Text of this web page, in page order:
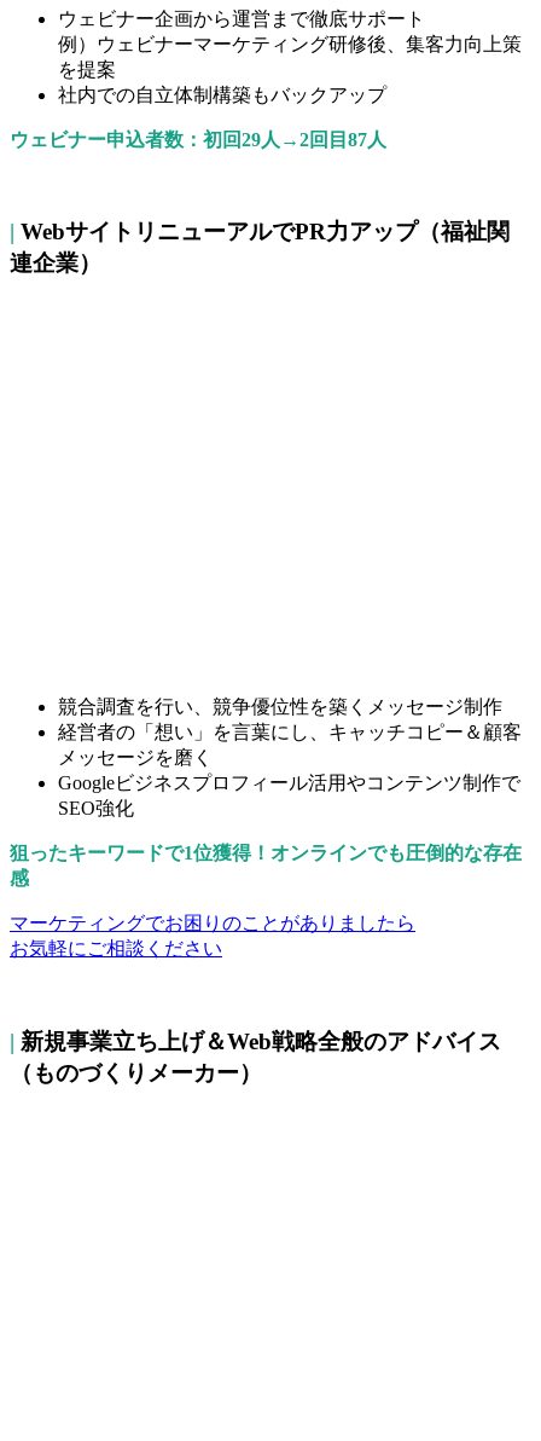
ウェビナー企画から運営まで徹底サポート
例）ウェビナーマーケティング研修後、集客力向上策
を提案
社内での自立体制構築もバックアップ
ウェビナー申込者数：初回29人→2回目87人
| WebサイトリニューアルでPR力アップ（福祉関
連企業）
競合調査を行い、競争優位性を築くメッセージ制作
経営者の「想い」を言葉にし、キャッチコピー＆顧客
メッセージを磨く
Googleビジネスプロフィール活用やコンテンツ制作で
SEO強化
狙ったキーワードで1位獲得！オンラインでも圧倒的な存在
感
マーケティングでお困りのことがありましたら
お気軽にご相談ください
| 新規事業立ち上げ＆Web戦略全般のアドバイス
（ものづくりメーカー）